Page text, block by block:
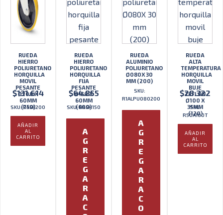
RUEDA
HIERRO
POLIURETANO
HORQUILLA
MOVIL
PESANTE
Ø200 X
60MM
(750)
$131.614
SKU: R45E200
AÑADIR
AL
CARRITO
RUEDA
HIERRO
POLIURETANO
HORQUILLA
FIJA
PESANTE
Ø150 X
60MM
(600)
$64.855
SKU: R45H150
A
G
R
E
G
A
R
A
C
RUEDA
ALUMINIO
POLIURETANO
Ø080X 30
MM (200)
SKU:
R1ALPU080200
A
G
R
E
G
A
R
A
C
O
RUEDA
ALTA
TEMPERATURA
HORQUILLA
MOVIL
BUJE
TEFLÓN
Ø100 X
35MM
(120)
$28.322
SKU:
R50A100T
AÑADIR
AL
CARRITO